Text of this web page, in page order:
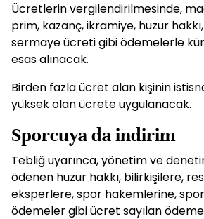
Ücretlerin vergilendirilmesinde,
prim, kazanç, ikramiye, huzur
sermaye ücreti gibi ödemelerle
esas alınacak.
Birden fazla ücret alan kişinin
yüksek olan ücrete uygulanacak.
Sporcuya da indirim
Tebliğ uyarınca, yönetim ve
ödenen huzur hakkı, bilirkişilere,
eksperlere, spor hakemlerine,
ödemeler gibi ücret sayılan